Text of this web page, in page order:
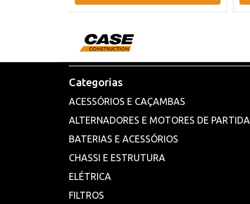
Categorias
ACESSÓRIOS E CAÇAMBAS
ALTERNADORES E MOTORES DE PARTIDA
BATERIAS E ACESSÓRIOS
CHASSI E ESTRUTURA
ELÉTRICA
FILTROS